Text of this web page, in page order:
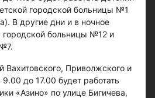
городской больницы №1
В другие дни и в ночное
больницы №12 и
Вахитовского, Приволжского и
до 17.00 будет работать
«Азино» по улице Бигичева,